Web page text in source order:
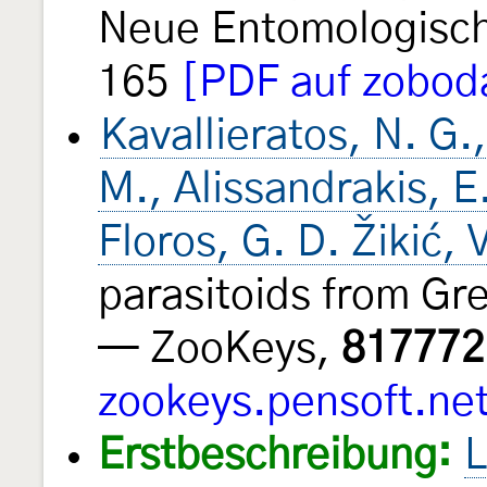
Neue
165
[PDF auf
Kavallieratos, N.
M., Alissandrakis,
Floros, G. D. Žikić,
parasitoids from
— ZooKeys, 817772
Erstbeschreibung: